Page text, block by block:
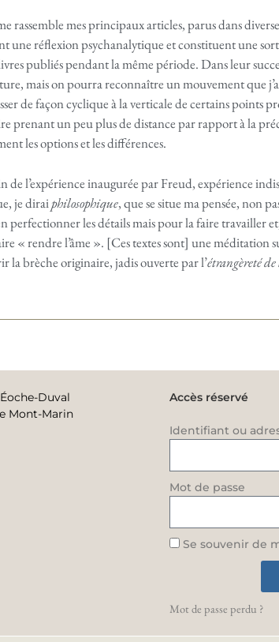
rassemble mes principaux articles, parus dans
une réflexion psychanalytique et constituent une
publiés pendant la même période. Dans leur
mais on pourra reconnaître un mouvement que
de façon cyclique à la verticale de certains points
prenant un peu plus de distance par rapport à la
les options et les différences.
de l’expérience inaugurée par Freud, expérience
je diraiphilosophique, que se situe ma pensée, non
perfectionner les détails mais pour la faire travailler
« rendre l’âme ». [Ces textes sont] une méditation
la brèche originaire, jadis ouverte par l’étrangèreté
Duval
Mont-Marin
Accès réservé
Identifiant ou
Mot de passe
Se souvenir de
Mot de passe perdu ?